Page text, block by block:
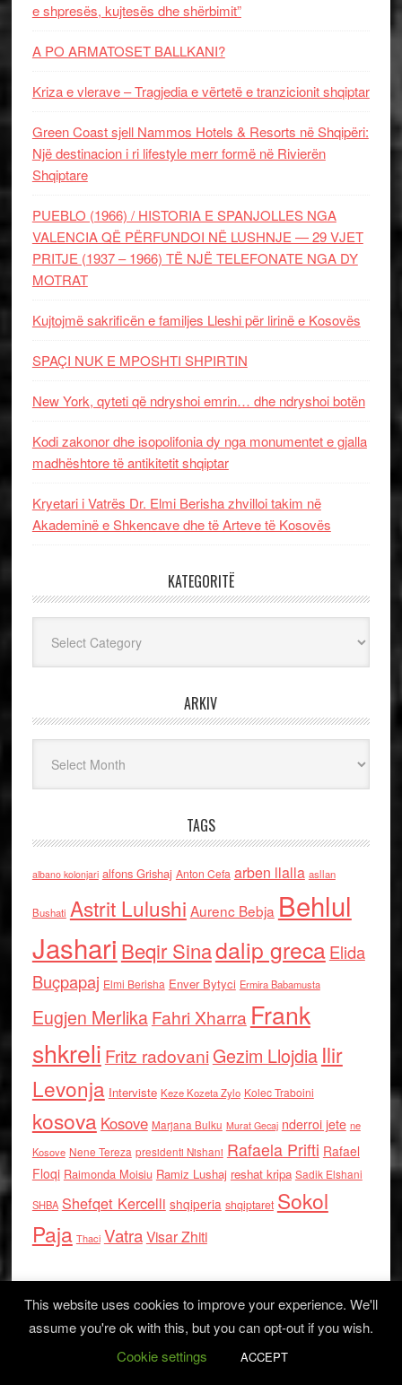
e shpresës, kujtesës dhe shërbimit”
A PO ARMATOSET BALLKANI?
Kriza e vlerave – Tragjedia e vërtetë e tranzicionit shqiptar
Green Coast sjell Nammos Hotels & Resorts në Shqipëri:
Një destinacion i ri lifestyle merr formë në Rivierën
Shqiptare
PUEBLO (1966) / HISTORIA E SPANJOLLES NGA
VALENCIA QË PËRFUNDOI NË LUSHNJE — 29 VJET
PRITJE (1937 – 1966) TË NJË TELEFONATE NGA DY
MOTRAT
Kujtojmë sakrificën e familjes Lleshi për lirinë e Kosovës
SPAÇI NUK E MPOSHTI SHPIRTIN
New York, qyteti që ndryshoi emrin… dhe ndryshoi botën
Kodi zakonor dhe isopolifonia dy nga monumentet e gjalla
madhështore të antikitetit shqiptar
Kryetari i Vatrës Dr. Elmi Berisha zhvilloi takim në
Akademinë e Shkencave dhe të Arteve të Kosovës
KATEGORITË
ARKIV
TAGS
albano kolonjari alfons Grishaj Anton Cefa arben llalla asllan
Bushati Astrit Lulushi Aurenc Bebja Behlul
Jashari Beqir Sinadalip grecaElida
Buçpapaj Elmi Berisha Enver Bytyci Ermira Babamusta
Eugjen MerlikaFahri Xharra Frank
shkreli Fritz radovaniGezim Llojdia Ilir
Levonja Interviste Keze Kozeta Zylo Kolec Traboini
kosova Kosove Marjana Bulku Murat Gecaj nderroi jete ne
Kosove Nene Tereza presidenti Nishani Rafaela Prifti Rafael
Floqi Raimonda Moisiu Ramiz Lushaj reshat kripa Sadik Elshani
SHBA Shefqet Kercelli shqiperia shqiptaret Sokol
Paja Thaci VatraVisar Zhiti
Log in
This website uses cookies to improve your experience. We'll
assume you're ok with this, but you can opt-out if you wish.
Cookie settings
ACCEPT